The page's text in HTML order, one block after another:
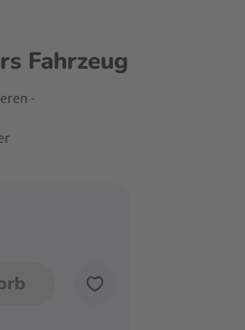
Fahrzeug
-